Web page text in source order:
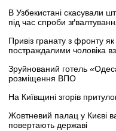
В Узбекистані скасували
під час спроби
Привіз гранату з фронту як
постраждалими чоловіка
Зруйнований готель
розміщення ВПО
На Київщині згорів
Жовтневий палац у Києві
повертають державі